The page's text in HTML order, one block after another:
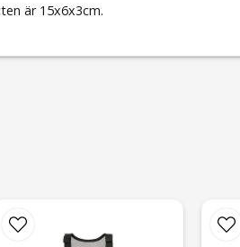
är 15x6x3cm.